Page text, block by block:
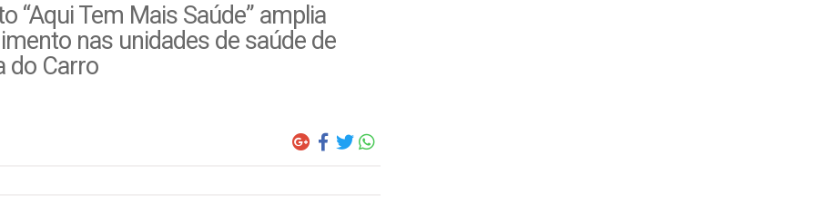
“Aqui Tem Mais Saúde” amplia
nas unidades de saúde de
do Carro